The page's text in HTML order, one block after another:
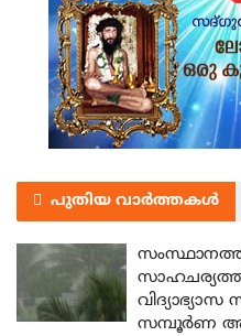
പുതിയ വാർത്തകൾ
സമ്പൂർണ